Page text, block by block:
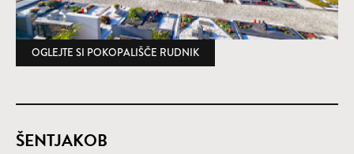
OGLEJTE SI POKOPALIŠČE RUDNIK
ŠENTJAKOB